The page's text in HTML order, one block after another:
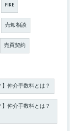
FIRE
売却相談
売買契約
仲介手数料とは？
仲介手数料とは？